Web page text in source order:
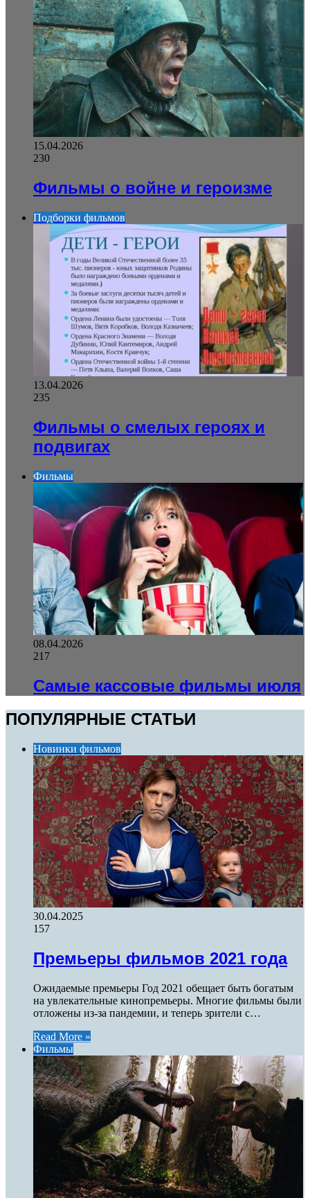
15.04.2026
230
Фильмы о войне и героизме
Подборки фильмов
13.04.2026
235
Фильмы о смелых героях и
подвигах
Фильмы
08.04.2026
217
Самые кассовые фильмы июля
ПОПУЛЯРНЫЕ СТАТЬИ
Новинки фильмов
30.04.2025
157
Премьеры фильмов 2021 года
Ожидаемые премьеры Год 2021 обещает быть богатым
на увлекательные кинопремьеры. Многие фильмы были
отложены из-за пандемии, и теперь зрители с…
Read More »
Фильмы